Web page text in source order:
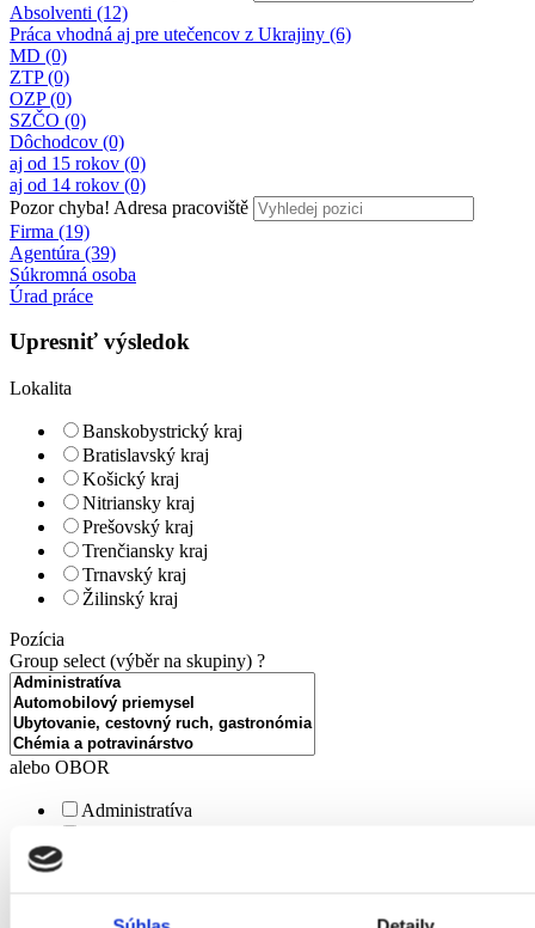
Absolventi (12)
Práca vhodná aj pre utečencov z Ukrajiny (6)
MD (0)
ZTP (0)
OZP (0)
SZČO (0)
Dôchodcov (0)
aj od 15 rokov (0)
aj od 14 rokov (0)
Pozor chyba! Adresa pracoviště
Firma (19)
Agentúra (39)
Súkromná osoba
Úrad práce
Upresniť výsledok
Lokalita
Banskobystrický kraj
Bratislavský kraj
Košický kraj
Nitriansky kraj
Prešovský kraj
Trenčiansky kraj
Trnavský kraj
Žilinský kraj
Pozícia
Group select (výběr na skupiny) ?
alebo OBOR
Administratíva